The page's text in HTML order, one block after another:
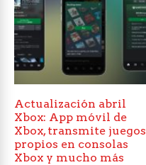
Actualización abril
Xbox: App móvil de
Xbox, transmite juegos
propios en consolas
Xbox y mucho más